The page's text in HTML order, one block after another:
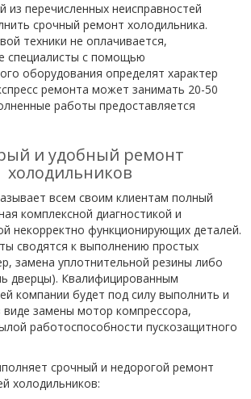
из перечисленных неисправностей
срочный ремонт холодильника.
техники не оплачивается,
специалисты с помощью
оборудования определят характер
ремонта может занимать 20-50
работы предоставляется
и удобный ремонт
холодильников
всем своим клиентам полный
комплексной диагностикой и
некорректно функционирующих деталей.
сводятся к выполнению простых
замена уплотнительной резины либо
дверцы). Квалифицированным
компании будет под силу выполнить и
замены мотор компрессора,
работоспособности пускозащитного
срочный и недорогой ремонт
холодильников: